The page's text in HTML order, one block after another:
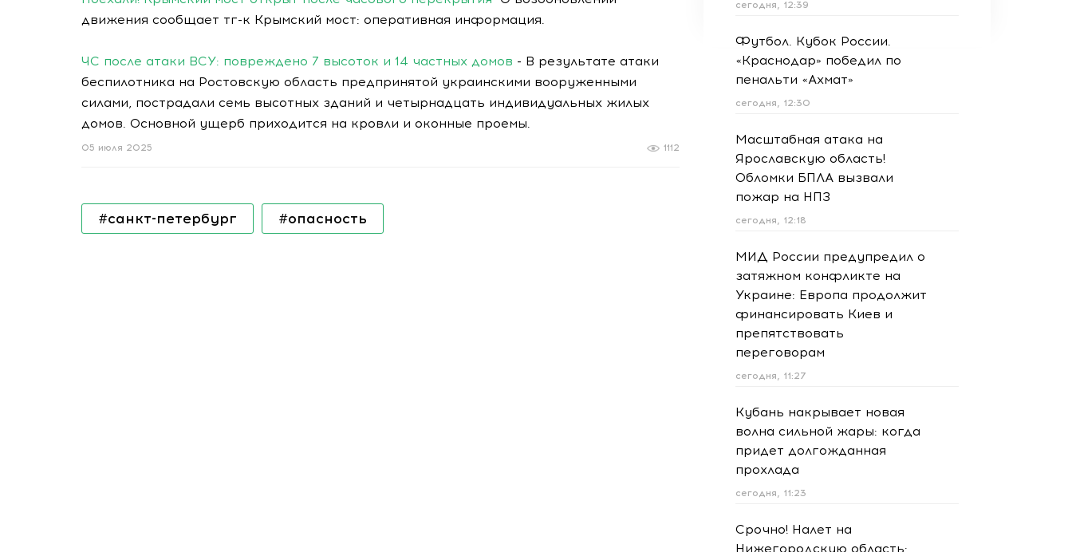
движения сообщает тг-к Крымский мост: оперативная информация.
ЧС после атаки ВСУ: повреждено 7 высоток и 14 частных домов - В результате атаки
беспилотника на Ростовскую область предпринятой украинскими вооруженными
силами, пострадали семь высотных зданий и четырнадцать индивидуальных жилых
домов. Основной ущерб приходится на кровли и оконные проемы.
1112
05 июля 2025
#санкт-петербург #опасность
сегодня, 12:39
Футбол. Кубок России.
«Краснодар» победил по
пенальти «Ахмат»
сегодня, 12:30
Масштабная атака на
Ярославскую область!
Обломки БПЛА вызвали
пожар на НПЗ
сегодня, 12:18
МИД России предупредил о
затяжном конфликте на
Украине: Европа продолжит
финансировать Киев и
препятствовать
переговорам
сегодня, 11:27
Кубань накрывает новая
волна сильной жары: когда
придет долгожданная
прохлада
сегодня, 11:23
Срочно! Налет на
Нижегородскую область: